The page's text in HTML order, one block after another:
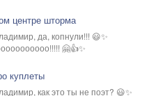
центре шторма
да, копнули!!! 😃✨
🤗👍✨
куплеты
как это ты не поэт? 😃✨